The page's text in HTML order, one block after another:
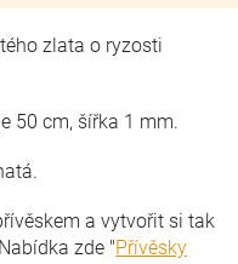
zlata o ryzosti
50 cm, šířka 1 mm.
a vytvořit si tak
zde "Přívěsky